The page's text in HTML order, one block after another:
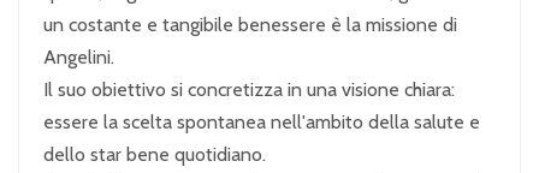
un costante e tangibile benessere è la missione di
Angelini.
Il suo obiettivo si concretizza in una visione chiara:
essere la scelta spontanea nell'ambito della salute e
dello star bene quotidiano.